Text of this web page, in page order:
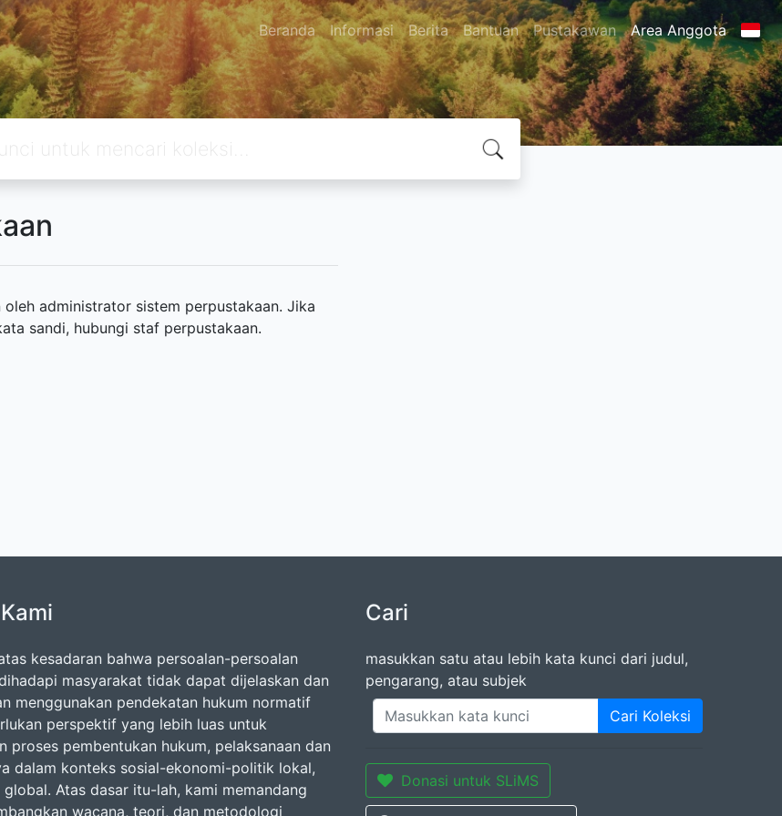
Beranda Informasi Berita Bantuan Pustakawan Area Anggota
administrator sistem perpustakaan. Jika
sandi, hubungi staf perpustakaan.
kesadaran bahwa persoalan-persoalan
masyarakat tidak dapat dijelaskan dan
menggunakan pendekatan hukum normatif
perspektif yang lebih luas untuk
proses pembentukan hukum, pelaksanaan dan
dalam konteks sosial-ekonomi-politik lokal,
global. Atas dasar itu-lah, kami memandang
wacana, teori, dan metodologi
Cari
masukkan satu atau lebih kata kunci dari judul,
pengarang, atau subjek
Cari Koleksi
Donasi untuk SLiMS